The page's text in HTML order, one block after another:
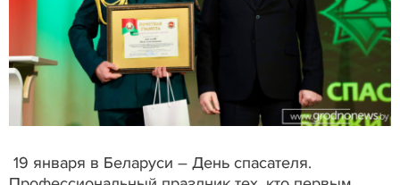
19 января в Беларуси – День спасателя.